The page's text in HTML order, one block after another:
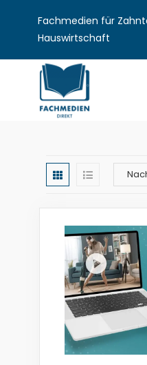
Fachmedien für
Hauswirtschaft